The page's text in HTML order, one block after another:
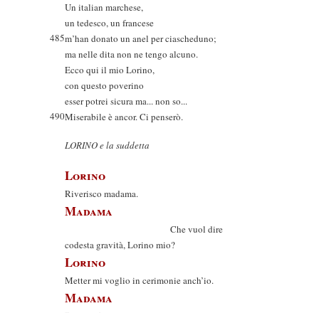
Un italian marchese,
un tedesco, un francese
485m’han donato un anel per ciascheduno;
ma nelle dita non ne tengo alcuno.
Ecco qui il mio Lorino,
con questo poverino
esser potrei sicura ma... non so...
490Miserabile è ancor. Ci penserò.
LORINO e la suddetta
Lorino
Riverisco madama.
Madama
Che vuol dire
codesta gravità, Lorino mio?
Lorino
Metter mi voglio in cerimonie anch’io.
Madama